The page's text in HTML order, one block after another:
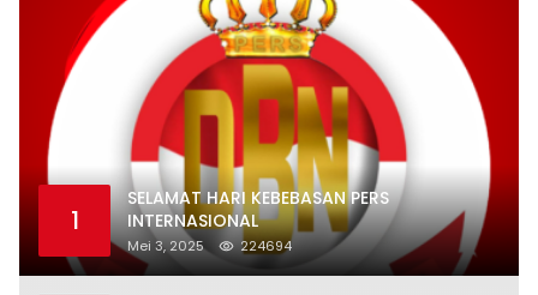
1
SELAMAT HARI KEBEBASAN PERS
INTERNASIONAL
Mei 3, 2025 224694